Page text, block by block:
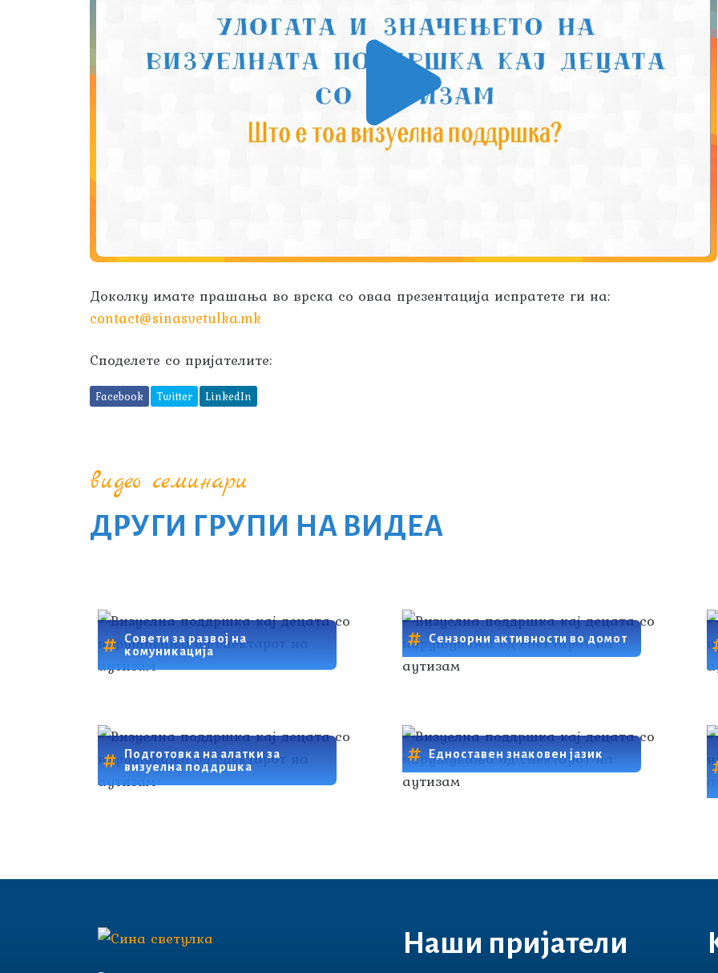
Доколку имате прашања во врска со оваа презентација испратете ги на:
contact@sinasvetulka.mk
Споделете со пријателите:
Facebook Twitter LinkedIn
видео семинари
ДРУГИ ГРУПИ НА ВИДЕА
Совети за развој на
комуникација
Сензорни активности во домот
Подготовка на алатки за
визуелна поддршка
Едноставен знаковен јазик
Наши пријатели